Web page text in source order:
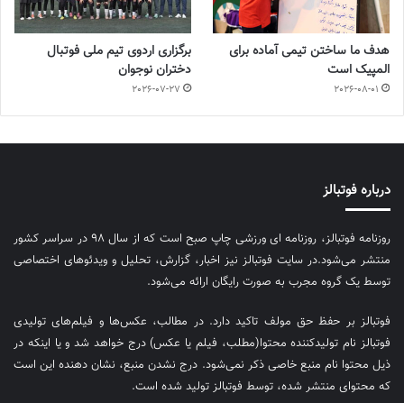
هدف ما ساختن تیمی آماده برای
المپیک است
2026-08-01
برگزاری اردوی تیم ملی فوتبال
دختران نوجوان
2026-07-27
درباره فوتبالز
روزنامه فوتبالز، روزنامه ای ورزشی چاپ صبح است که از سال ۹۸ در سراسر کشور
منتشر می‌شود.در سایت فوتبالز نیز اخبار، گزارش، تحلیل و ویدئوهای اختصاصی
توسط یک گروه مجرب به صورت رایگان ارائه می‌شود.
فوتبالز بر حفظ حق مولف تاکید دارد. در مطالب، عکس‌ها و فیلم‌های تولیدی
فوتبالز نام تولیدکننده محتوا(مطلب، فیلم یا عکس) درج خواهد شد و یا اینکه در
ذیل محتوا نام منبع خاصی ذکر نمی‌‎شود. درج نشدن منبع، نشان دهنده این است
که محتوای منتشر شده، توسط فوتبالز تولید شده است.